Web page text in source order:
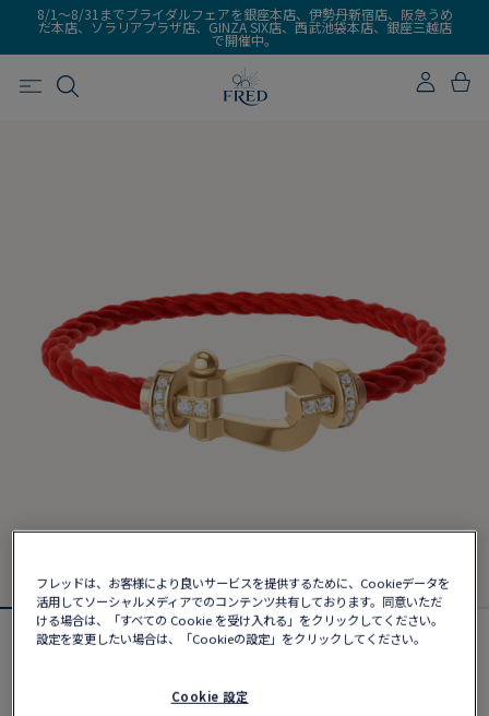
8/1～8/31までブライダルフェアを銀座本店、伊勢丹新宿店、阪急うめ
だ本店、ソラリアプラザ店、GINZA SIX店、西武池袋本店、銀座三越店
で開催中。
フォース10ブレスレット
フレッドは、お客様により良いサービスを提供するために、Cookieデータを
活用してソーシャルメディアでのコンテンツ共有しております。同意いただ
ける場合は、「すべての Cookie を受け入れる」をクリックしてください。
設定を変更したい場合は、「Cookieの設定」をクリックしてください。
Cookie 設定